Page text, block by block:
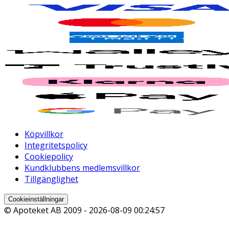
Köpvillkor
Integritetspolicy
Cookiepolicy
Kundklubbens medlemsvillkor
Tillgänglighet
Cookieinställningar
© Apoteket AB 2009 - 2026-08-09 00:24:57